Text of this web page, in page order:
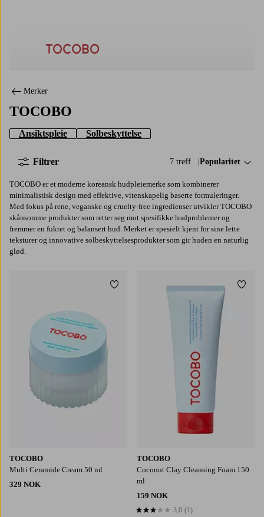
Merker
TOCOBO
Ansiktspleie Solbeskyttelse
7 treff Sorter på:
Popularitet
Filtrer
TOCOBO er et moderne koreansk hudpleiemerke som kombinerer
minimalistisk design med effektive, vitenskapelig baserte formuleringer.
Med fokus på rene, veganske og cruelty-free ingredienser utvikler TOCOBO
skånsomme produkter som retter seg mot spesifikke hudproblemer og
fremmer en fuktet og balansert hud. Merket er spesielt kjent for sine lette
teksturer og innovative solbeskyttelsesprodukter som gir huden en naturlig
glød.
TOCOBO
Multi Ceramide Cream 50 ml
329 NOK
Legg til favoritter
TOCOBO
Coconut Clay Cleansing Foam 150
ml
159 NOK
3,0 basert på 1 karaktergivninger
3,0 (1)